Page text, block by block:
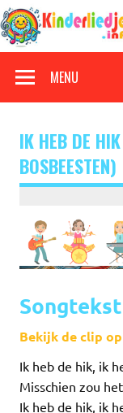
Doorgaan
naar
inhoud
MENU
IK HEB DE
BOSBEESTEN)
Songtekst
Bekijk de clip
Ik heb de hik, ik
Misschien zou
Ik heb de hik, ik